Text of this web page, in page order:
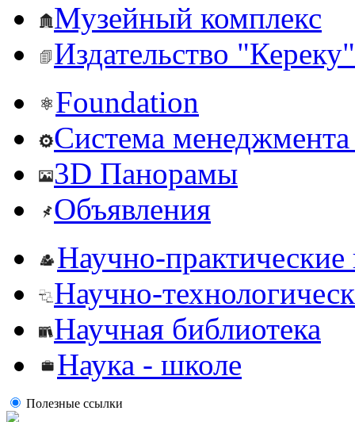
Музейный комплекс
Издательство "Кереку"
Foundation
Система менеджмента
3D Панорамы
Объявления
Научно-
Научно-
Научная библиотека
Наука - школе
Полезные ссылки